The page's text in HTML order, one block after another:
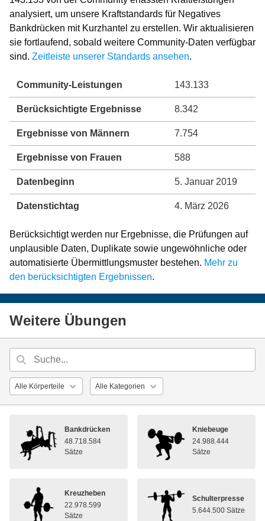
analysiert, um unsere Kraftstandards für Negatives
Bankdrücken mit Kurzhantel zu erstellen. Wir aktualisieren
sie fortlaufend, sobald weitere Community-Daten verfügbar
sind. Zeitleiste unserer Standards ansehen.
Community-Leistungen 143.133
Berücksichtigte Ergebnisse 8.342
Ergebnisse von Männern 7.754
Ergebnisse von Frauen 588
Datenbeginn 5. Januar 2019
Datenstichtag 4. März 2026
Berücksichtigt werden nur Ergebnisse, die Prüfungen auf
unplausible Daten, Duplikate sowie ungewöhnliche oder
automatisierte Übermittlungsmuster bestehen. Mehr zu
den berücksichtigten Ergebnissen.
Weitere Übungen
Bankdrücken
48.718.584
Sätze
Kniebeuge
24.988.444
Sätze
Kreuzheben
22.978.599
Sätze
Schulterpresse
5.644.500 Sätze